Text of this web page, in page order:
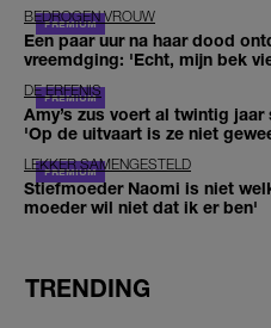
BEDROGEN VROUW
Een paar uur na haar dood
vreemdging: 'Echt, mijn bek
DE ERFENIS
Amy’s zus voert al twintig
'Op de uitvaart is ze niet
LEKKER SAMENGESTELD
Stiefmoeder Naomi is niet
moeder wil niet dat ik er ben'
TRENDING